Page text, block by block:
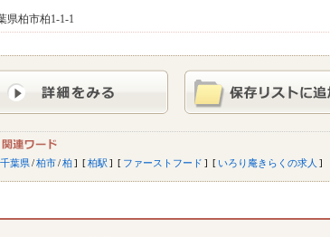
県柏市柏1-1-1
千葉県/柏市/柏 柏駅 ファーストフード いろり庵きらくの求人